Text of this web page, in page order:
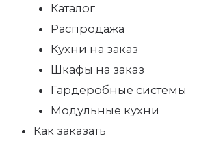
Каталог
Распродажа
Кухни на заказ
Шкафы на заказ
Гардеробные системы
Модульные кухни
Как заказать